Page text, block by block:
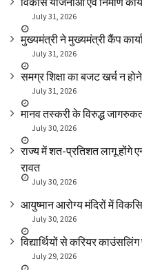
July 31, 2026
मुख्यमंत्री ने मुख्यमंत्री कैंप
July 31, 2026
समग्र शिक्षा का बजट खर्च न
July 31, 2026
मानव तस्करी के विरुद्ध
July 30, 2026
राज्य में शत-प्रतिशत लागू होंगे
रावत
July 30, 2026
आयुष्मान आरोग्य मंदिरों में
July 30, 2026
विद्यार्थियों से करियर
July 29, 2026